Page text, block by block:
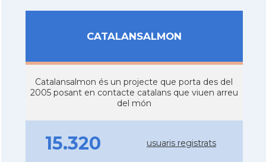
CATALANSALMON
Catalansalmon és un projecte que porta des del
2005 posant en contacte catalans que viuen arreu
del món
15.320 usuaris registrats